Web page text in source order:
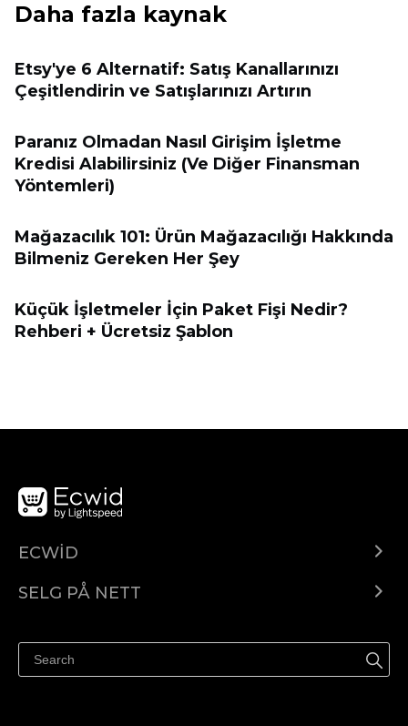
Daha fazla kaynak
Etsy'ye 6 Alternatif: Satış Kanallarınızı
Çeşitlendirin ve Satışlarınızı Artırın
Paranız Olmadan Nasıl Girişim İşletme
Kredisi Alabilirsiniz (Ve Diğer Finansman
Yöntemleri)
Mağazacılık 101: Ürün Mağazacılığı Hakkında
Bilmeniz Gereken Her Şey
Küçük İşletmeler İçin Paket Fişi Nedir?
Rehberi + Ücretsiz Şablon
ECWID
Pris
SELG PÅ NETT
Selg på Facebook
Selg på Instagram